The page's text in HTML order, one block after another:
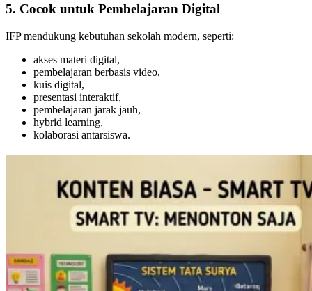
5. Cocok untuk Pembelajaran Digital
IFP mendukung kebutuhan sekolah modern, seperti:
akses materi digital,
pembelajaran berbasis video,
kuis digital,
presentasi interaktif,
pembelajaran jarak jauh,
hybrid learning,
kolaborasi antarsiswa.